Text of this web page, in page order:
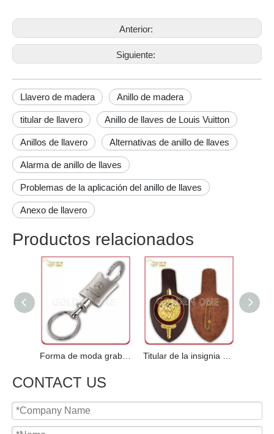
bolsa de polietileno individual o caja de regalo
Llavero de madera
Llavero de madera
Anillo de madera
Anterior:
Siguiente:
Llavero de madera
titular de llavero Anillo de llaves de Louis Vuitton
Anillos de llavero Alternativas de anillo de llaves
Alarma de anillo de llaves
Problemas de la aplicación del anillo de llaves
Anexo de llavero
Productos relacionados